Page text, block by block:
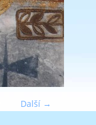
Další →